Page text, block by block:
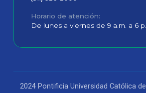
Horario de atención
De lunes a viernes de 9 a.m. a 6
2024 Pontificia Universidad Católica